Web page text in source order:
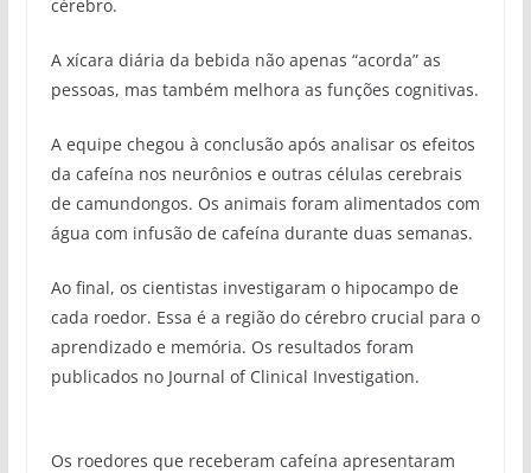
cérebro.
A xícara diária da bebida não apenas “acorda” as
pessoas, mas também melhora as funções cognitivas.
A equipe chegou à conclusão após analisar os efeitos
da cafeína nos neurônios e outras células cerebrais
de camundongos. Os animais foram alimentados com
água com infusão de cafeína durante duas semanas.
Ao final, os cientistas investigaram o hipocampo de
cada roedor. Essa é a região do cérebro crucial para o
aprendizado e memória. Os resultados foram
publicados no Journal of Clinical Investigation.
Os roedores que receberam cafeína apresentaram